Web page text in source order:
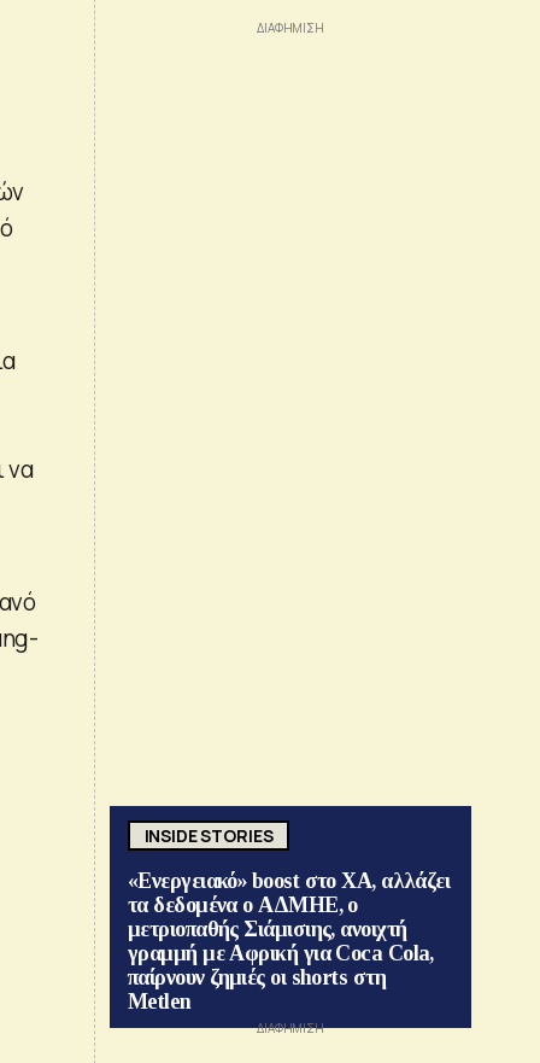
να
INSIDE STORIES
«Ενεργειακό» boost στο ΧΑ, αλλάζει
τα δεδομένα ο ΑΔΜΗΕ, ο
μετριοπαθής Σιάμισιης, ανοιχτή
γραμμή με Αφρική για Coca Cola,
παίρνουν ζημιές οι shorts στη
Metlen